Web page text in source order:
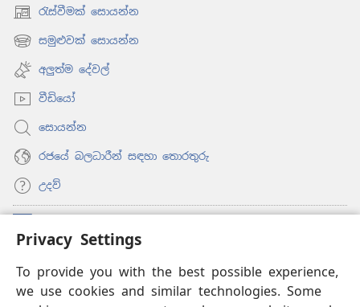
Privacy Settings
To provide you with the best possible experience,
we use cookies and similar technologies. Some
රැස්වීමක් සොයන්න
(opens
new
window)
සමුළුවක් සොයන්න
(opens
new
window)
අලුත්ම දේවල්
වීඩියෝ
සොයන්න
රජයේ බලධාරීන් සඳහා තොරතුරු
උදව්
(opens
new
ඔන්ලයින් ලයිබ්‍රරි
(opens
new